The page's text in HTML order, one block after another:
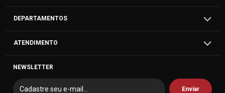
DEPARTAMENTOS
ATENDIMENTO
NEWSLETTER